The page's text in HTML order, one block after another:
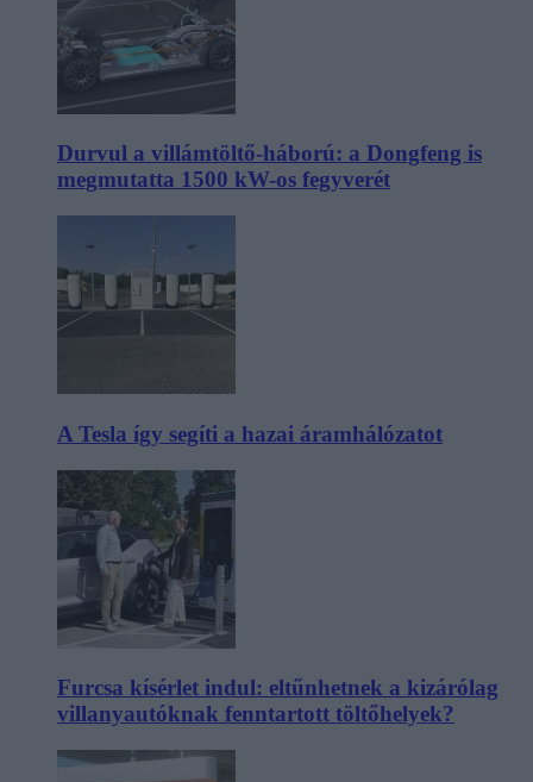
Durvul a villámtöltő-háború: a Dongfeng is
megmutatta 1500 kW-os fegyverét
A Tesla így segíti a hazai áramhálózatot
Furcsa kísérlet indul: eltűnhetnek a kizárólag
villanyautóknak fenntartott töltőhelyek?